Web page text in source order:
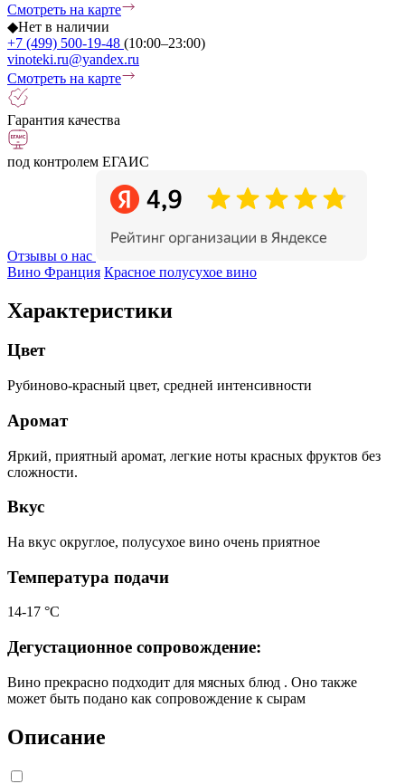
Смотреть на карте
◆Нет в наличии
+7 (499) 500-19-48 (10:00–23:00)
vinoteki.ru@yandex.ru
Смотреть на карте
Гарантия качества
под контролем ЕГАИС
Отзывы о нас
Вино Франция Красное полусухое вино
Характеристики
Цвет
Рубиново-красный цвет, средней интенсивности
Аромат
Яркий, приятный аромат, легкие ноты красных фруктов без
сложности.
Вкус
На вкус округлое, полусухое вино очень приятное
Температура подачи
14-17 °С
Дегустационное сопровождение:
Вино прекрасно подходит для мясных блюд . Оно также
может быть подано как сопровождение к сырам
Описание